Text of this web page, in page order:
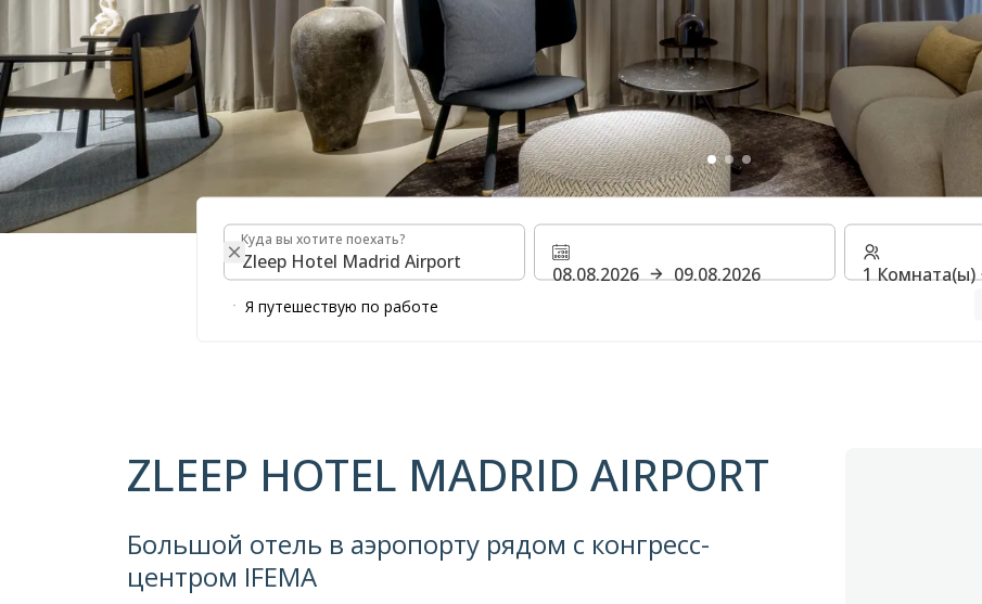
ZLEEP HOTEL
Куда вы хотите поехать?
Куда вы хотите поехать?
08.08.2026 09.08.2026 1 Комната(ы)
Я путешествую по работе
ZLEEP HOTEL MADRID AIRPORT
Большой отель в аэропорту рядом с конгресс-
центром IFEMA